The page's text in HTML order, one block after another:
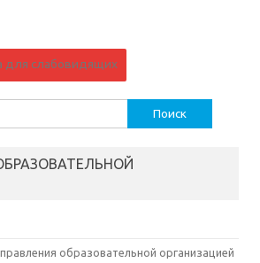
для слабовидящих
образовательной организацией